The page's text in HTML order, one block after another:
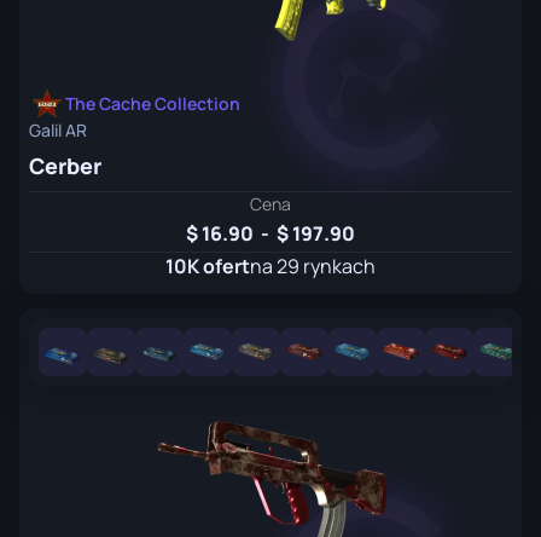
The Cache Collection
Galil AR
Cerber
Cena
16.90 -
197.90
10K ofertna 29 rynkach